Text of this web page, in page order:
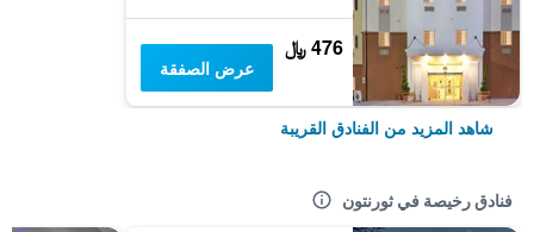
476 ﷼
عرض الصفقة
شاهد المزيد من الفنادق القريبة
فنادق رخيصة في ثورنتون